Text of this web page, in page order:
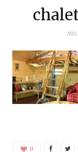
MIS
0